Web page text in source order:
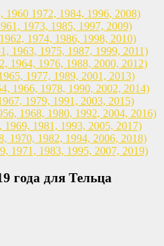
1960 1972, 1984, 1996, 2008)
1973, 1985, 1997, 2009)
1974, 1986, 1998, 2010)
1963, 1975, 1987, 1999, 2011)
1964, 1976, 1988, 2000, 2012)
1977, 1989, 2001, 2013)
1966, 1978, 1990, 2002, 2014)
1979, 1991, 2003, 2015)
1968, 1980, 1992, 2004, 2016)
1969, 1981, 1993, 2005, 2017)
1970, 1982, 1994, 2006, 2018)
1971, 1983, 1995, 2007, 2019)
года для Тельца